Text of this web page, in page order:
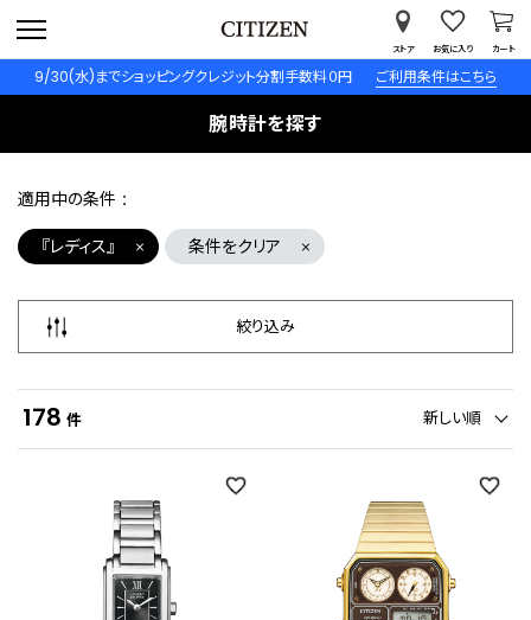
9/30(水)までショッピングクレジット分割手数料０円 ご利用条件はこちら
ストア お気に入り カート
腕時計を探す
適用中の条件
『レディス』
条件をクリア
絞り込み
178 件 新しい順